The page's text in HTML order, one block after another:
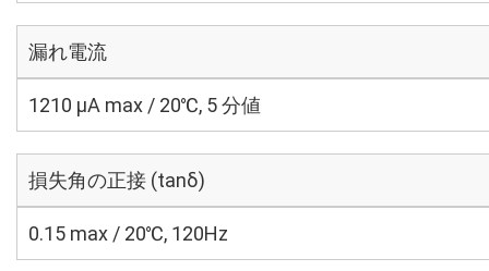
漏れ電流
1210 μA max / 20℃, 5 分値
損失角の正接 (tanδ)
0.15 max / 20℃, 120Hz